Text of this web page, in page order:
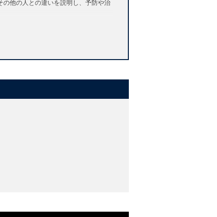
他の人との違いを説明し、予防や治
been devoted to murderers with
They are dangerous and
myths about psychopathy
antisocial individuals are
and violent offenders who